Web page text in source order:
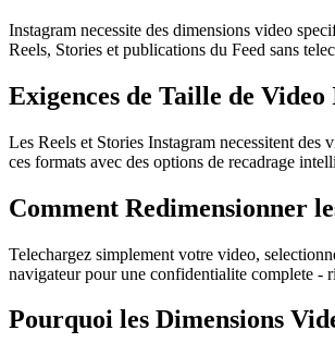
Instagram necessite des dimensions video
Reels, Stories et publications du Feed sans
Exigences de Taille de
Les Reels et Stories Instagram necessitent
ces formats avec des options de recadrage
Comment Redimensionner
Telechargez simplement votre video,
navigateur pour une confidentialite complete -
Pourquoi les Dimensions